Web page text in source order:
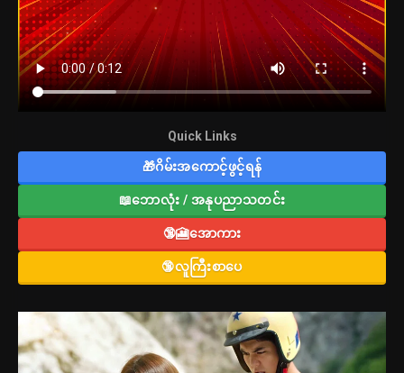
Quick Links
🎁ဂိမ်းအကောင့်ဖွင့်ရန်
📖ဘောလုံး / အနုပညာသတင်း
🔞🎦အောကား
🔞လူကြီးစာပေ